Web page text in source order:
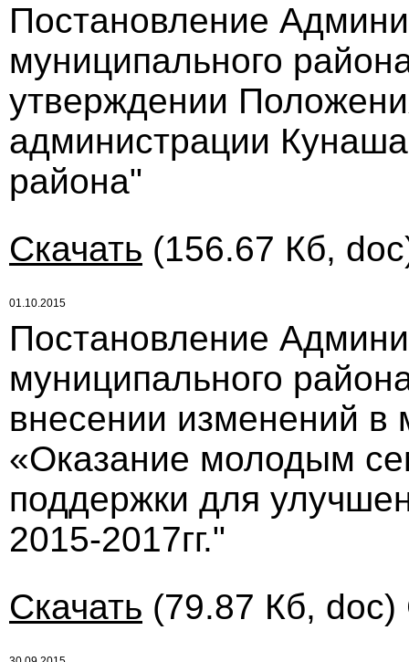
Постановление
муниципального
утверждении
администрации
района"
Скачать (156.67 Кб,
01.10.2015
Постановление
муниципального
внесении изменений
«Оказание молодым
поддержки для
2015-2017гг."
Скачать (79.87 Кб, doc)